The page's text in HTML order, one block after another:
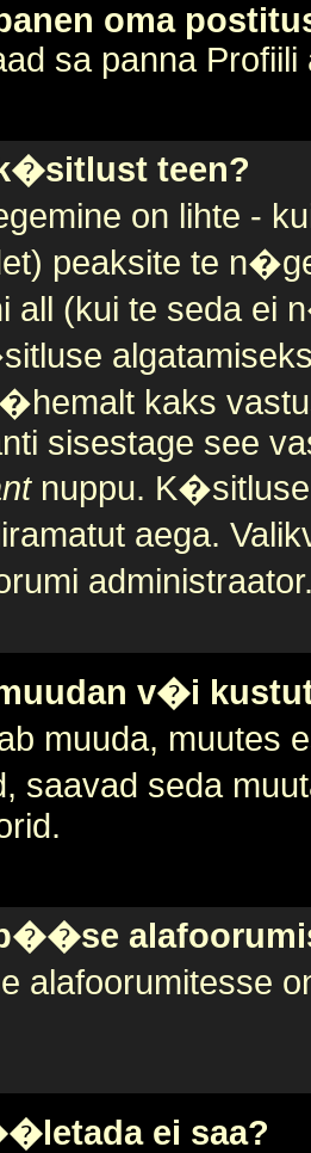
oma
sa panna Profiili
teen?
on lihte -
peaksite te
all (kui te seda ei
kaks
sisestage see
nuppu.
aega.
v�i
muuda, muutes
seda
alafoorumitesse
ei saa?